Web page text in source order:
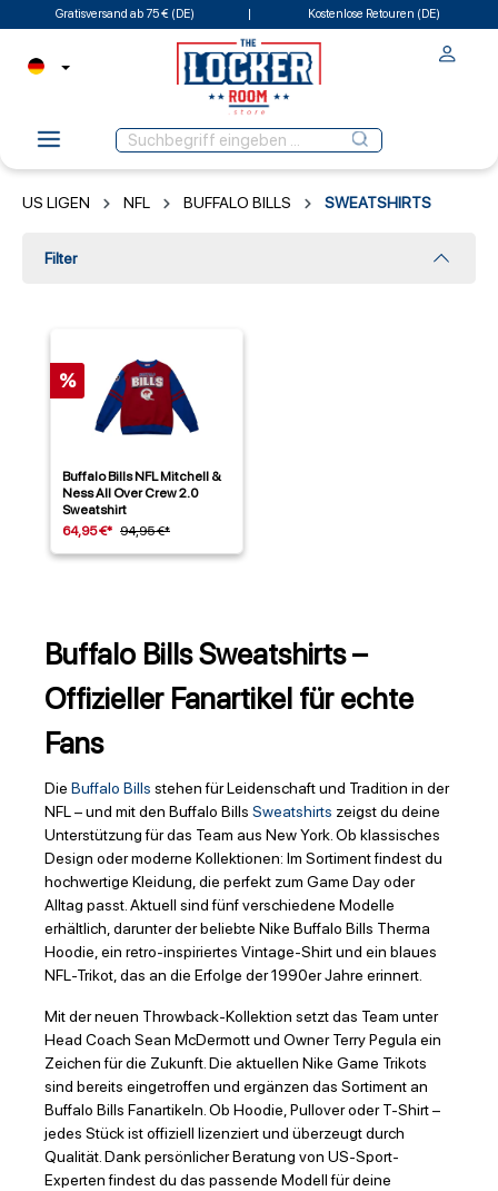
Gratisversand ab 75 € (DE) Kostenlose Retouren (DE)
US LIGEN NFL BUFFALO BILLS SWEATSHIRTS
Filter
%
Buffalo Bills NFL Mitchell &
Ness All Over Crew 2.0
Sweatshirt
64,95 €* 94,95 €*
Buffalo Bills Sweatshirts –
Offizieller Fanartikel für echte
Fans
Die Buffalo Bills stehen für Leidenschaft und Tradition in der
NFL – und mit den Buffalo Bills Sweatshirts zeigst du deine
Unterstützung für das Team aus New York. Ob klassisches
Design oder moderne Kollektionen: Im Sortiment findest du
hochwertige Kleidung, die perfekt zum Game Day oder
Alltag passt. Aktuell sind fünf verschiedene Modelle
erhältlich, darunter der beliebte Nike Buffalo Bills Therma
Hoodie, ein retro-inspiriertes Vintage-Shirt und ein blaues
NFL-Trikot, das an die Erfolge der 1990er Jahre erinnert.
Mit der neuen Throwback-Kollektion setzt das Team unter
Head Coach Sean McDermott und Owner Terry Pegula ein
Zeichen für die Zukunft. Die aktuellen Nike Game Trikots
sind bereits eingetroffen und ergänzen das Sortiment an
Buffalo Bills Fanartikeln. Ob Hoodie, Pullover oder T-Shirt –
jedes Stück ist offiziell lizenziert und überzeugt durch
Qualität. Dank persönlicher Beratung von US-Sport-
Experten findest du das passende Modell für deine